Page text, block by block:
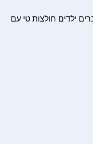
ילדים חולצות טי עם